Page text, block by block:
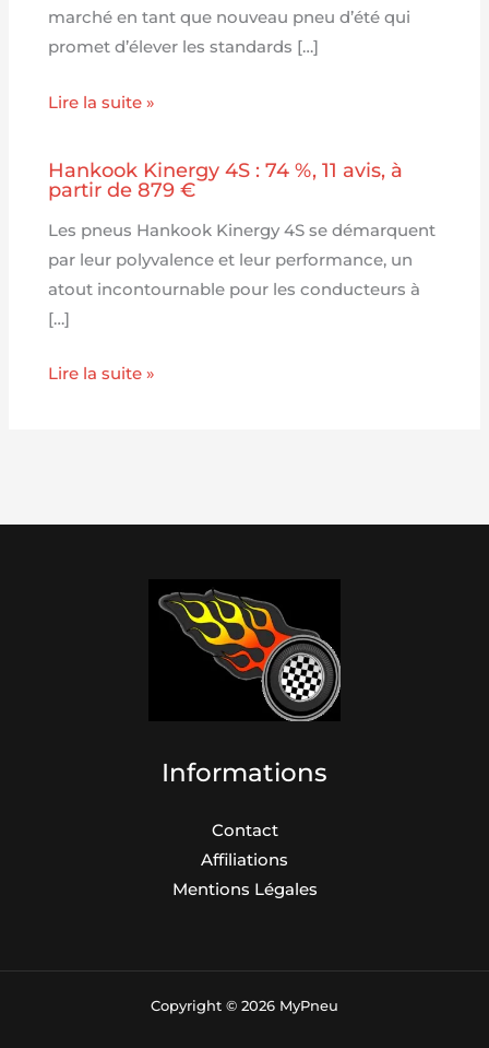
marché en tant que nouveau pneu d’été qui
promet d’élever les standards […]
Lire la suite »
Hankook Kinergy 4S : 74 %, 11 avis, à
partir de 879 €
Les pneus Hankook Kinergy 4S se démarquent
par leur polyvalence et leur performance, un
atout incontournable pour les conducteurs à
[…]
Lire la suite »
Informations
Contact
Affiliations
Mentions Légales
Copyright © 2026 MyPneu